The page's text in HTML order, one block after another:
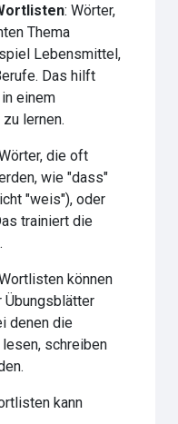
: Wörter,
Thema
Lebensmittel,
Das hilft
einem
lernen.
die oft
wie "dass"
"weis"), oder
trainiert die
können
Übungsblätter
denen die
schreiben
kann